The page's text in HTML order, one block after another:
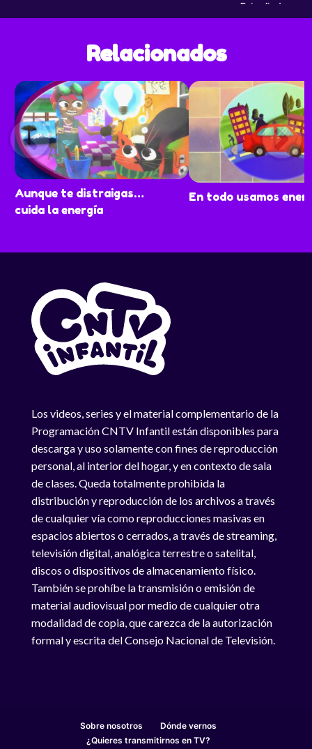
Episodio: T1E8
Relacionados
Aunque te distraigas…
cuida la energía
En todo usamos
Los videos, series y el material complementario de la
Programación CNTV Infantil están disponibles para
descarga y uso solamente con fines de reproducción
personal, al interior del hogar, y en contexto de sala
de clases. Queda totalmente prohibida la
distribución y reproducción de los archivos a través
de cualquier vía como reproducciones masivas en
espacios abiertos o cerrados, a través de streaming,
televisión digital, analógica terrestre o satelital,
discos o dispositivos de almacenamiento físico.
También se prohíbe la transmisión o emisión de
material audiovisual por medio de cualquier otra
modalidad de copia, que carezca de la autorización
formal y escrita del Consejo Nacional de Televisión.
Sobre nosotros
Dónde vernos
¿Quieres transmitirnos en TV?